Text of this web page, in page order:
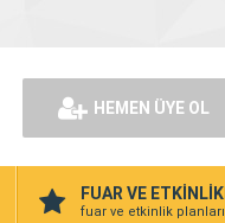
HEMEN ÜYE OL
FUAR VE
fuar ve etkinlik planları